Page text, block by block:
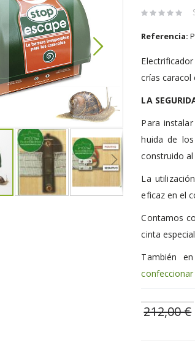
Referencia:
crías caracol
LA
Para
huida de
construido
La
eficaz en el
Contamos
cinta
También
212,00 €